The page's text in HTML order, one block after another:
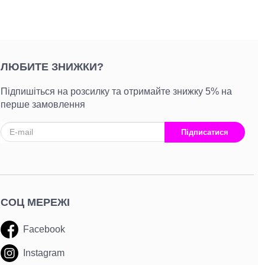
ЛЮБИТЕ ЗНИЖКИ?
Підпишіться на розсилку та отримайте знижку 5% на
перше замовлення
Підписатися
СОЦ МЕРЕЖІ
Facebook
Instagram